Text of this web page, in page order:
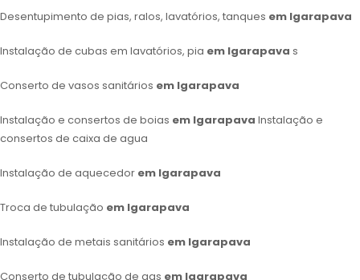
Desentupimento de pias, ralos, lavatórios, tanques em Igarapava
Instalação de cubas em lavatórios, pia em Igarapava s
Conserto de vasos sanitários em Igarapava
Instalação e consertos de boias em Igarapava Instalação e
consertos de caixa de agua
Instalação de aquecedor em Igarapava
Troca de tubulação em Igarapava
Instalação de metais sanitários em Igarapava
Conserto de tubulação de gas em Igarapava